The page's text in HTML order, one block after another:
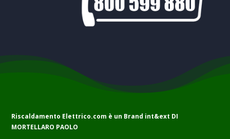
Riscaldamento Elettrico.com è un Brand int&ext DI
MORTELLARO PAOLO